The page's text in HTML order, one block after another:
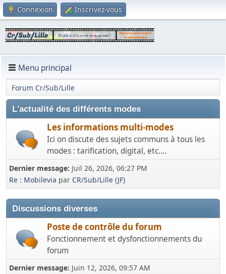
Connexion Inscrivez-vous
Menu principal
Forum Cr/Sub/Lille
L'actualité des différents modes
Les informations multi-modes
Ici on discute des sujets communs à tous les
modes : tarification, digital, etc....
Dernier message: Juil 26, 2026, 06:27 PM
Re : Mobilevia par CR/Sub/Lille (JF)
Discussions diverses
Poste de contrôle du forum
Fonctionnement et dysfonctionnements du
forum
Dernier message: Juin 12, 2026, 09:57 AM